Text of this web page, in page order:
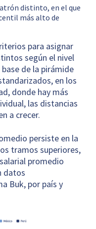
distinto, en el que
más alto de
para asignar
según el nivel
de la pirámide
en los
donde hay más
las distancias
a crecer.
persiste en la
tramos superiores,
promedio
datos
Buk, por país y